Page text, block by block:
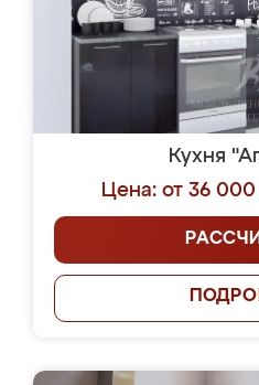
Кухня
Цена: от 36 000